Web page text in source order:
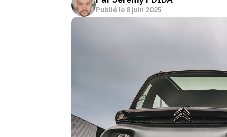
Publié le 8 juin 2025